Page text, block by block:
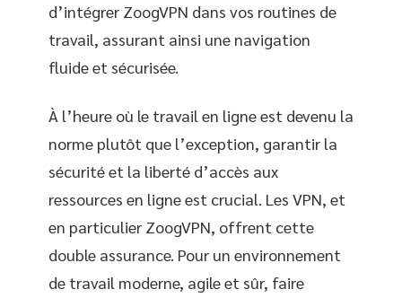
d’intégrer ZoogVPN dans vos routines de
travail, assurant ainsi une navigation
fluide et sécurisée.
À l’heure où le travail en ligne est devenu la
norme plutôt que l’exception, garantir la
sécurité et la liberté d’accès aux
ressources en ligne est crucial. Les VPN, et
en particulier ZoogVPN, offrent cette
double assurance. Pour un environnement
de travail moderne, agile et sûr, faire